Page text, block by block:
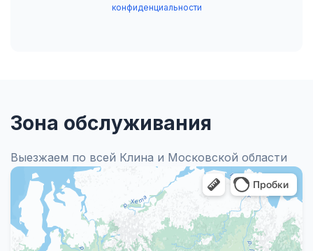
конфиденциальности
Зона обслуживания
Выезжаем по всей Клина и Московской области